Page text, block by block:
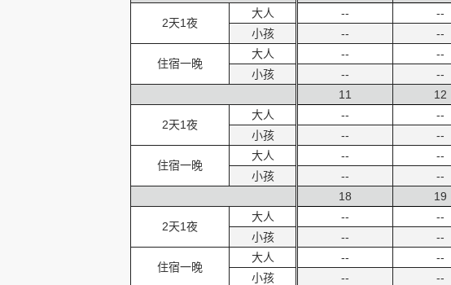
2天1夜
大人
小孩
住宿一晚
大人
小孩
2天1夜
大人
小孩
住宿一晚
大人
小孩
2天1夜
大人
小孩
住宿一晚
大人
小孩
--
--
--
--
--
--
--
--
11
--
--
--
--
12
--
--
--
--
18
--
--
--
--
19
--
--
--
--